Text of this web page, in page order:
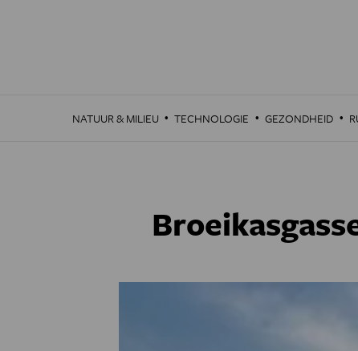
NATUUR & MILIEU · TECHNOLOGIE · GEZONDHEID ·